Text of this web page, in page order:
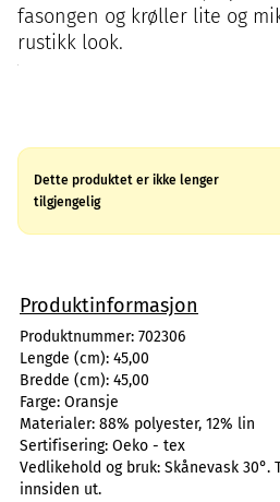
fasongen og krøller lite og
rustikk look.
Dette produktet er ikke lenger
tilgjengelig
Produktinformasjon
Produktnummer: 702306
Lengde (cm): 45,00
Bredde (cm): 45,00
Farge: Oransje
Materialer: 88% polyester, 12% lin
Sertifisering: Oeko - tex
Vedlikehold og bruk: Skånevask 30°.
innsiden ut.